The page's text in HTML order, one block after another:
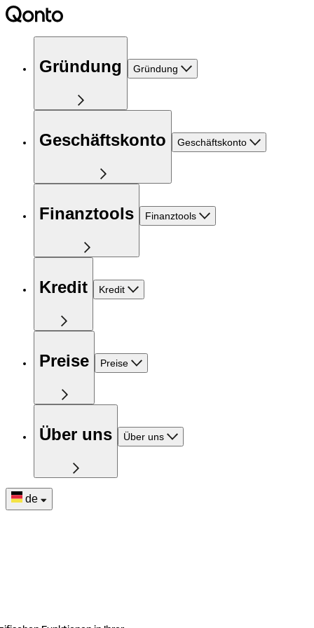
Gründung Gründung
Geschäftskonto Geschäftskonto
Finanztools Finanztools
Kredit Kredit
Preise Preise
Über uns Über uns
de